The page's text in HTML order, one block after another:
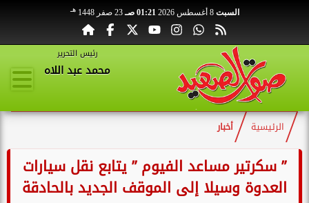
السبت 8 أغسطس 2026 01:21 صـ 23 صفر 1448 هـ
رئيس التحرير
محمد عبد اللاه
الرئيسية أخبار
” سكرتير مساعد الفيوم ” يتابع نقل سيارات
العدوة وسيلا إلى الموقف الجديد بالحادقة